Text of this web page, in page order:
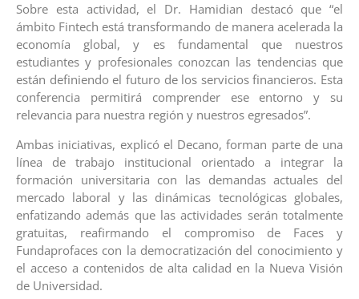
Sobre esta actividad, el Dr. Hamidian destacó que “el
ámbito Fintech está transformando de manera acelerada la
economía global, y es fundamental que nuestros
estudiantes y profesionales conozcan las tendencias que
están definiendo el futuro de los servicios financieros. Esta
conferencia permitirá comprender ese entorno y su
relevancia para nuestra región y nuestros egresados”.
Ambas iniciativas, explicó el Decano, forman parte de una
línea de trabajo institucional orientado a integrar la
formación universitaria con las demandas actuales del
mercado laboral y las dinámicas tecnológicas globales,
enfatizando además que las actividades serán totalmente
gratuitas, reafirmando el compromiso de Faces y
Fundaprofaces con la democratización del conocimiento y
el acceso a contenidos de alta calidad en la Nueva Visión
de Universidad.